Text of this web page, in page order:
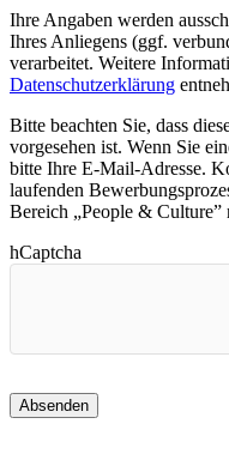
Ihre Angaben werden
Ihres Anliegens (ggf.
verarbeitet. Weitere
Datenschutzerklärung
Bitte beachten Sie, dass
vorgesehen ist. Wenn Sie
bitte Ihre E-Mail-Adresse.
laufenden
Bereich „People & Culture”
hCaptcha